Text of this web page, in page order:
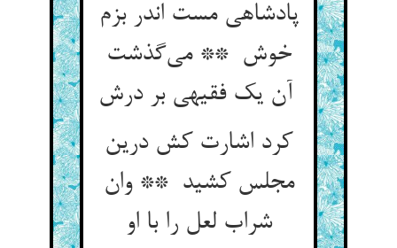
پادشاهی مست اندر بزم
خوش ** می‌گذشت
کرد اشارت کش درین
مجلس کشید ** وان
شراب لعل را با او